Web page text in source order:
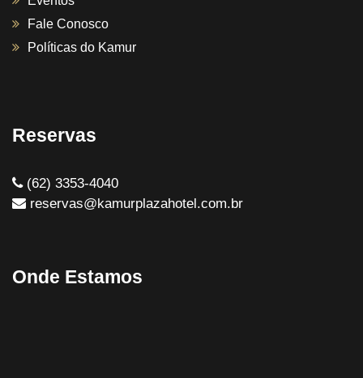
Fale Conosco
Políticas do Kamur
Reservas
(62) 3353-4040
reservas@kamurplazahotel.com.br
Onde Estamos